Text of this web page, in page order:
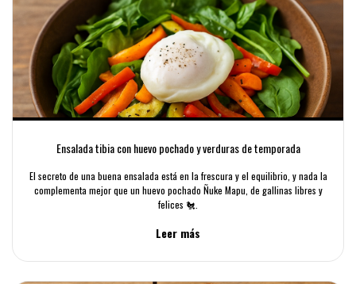
Ensalada tibia con huevo pochado y verduras de temporada
El secreto de una buena ensalada está en la frescura y el equilibrio, y nada la
complementa mejor que un huevo pochado Ñuke Mapu, de gallinas libres y
felices 🐔.
Leer más